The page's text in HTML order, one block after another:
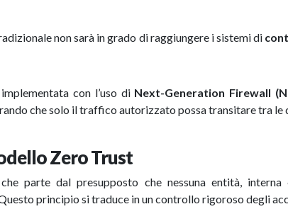
non sarà in grado di raggiungere i sistemi di
con l’uso di Next-Generation Firewall
che solo il traffico autorizzato possa transitare tra le
Zero Trust
parte dal presupposto che nessuna entità,
principio si traduce in un controllo rigoroso degli